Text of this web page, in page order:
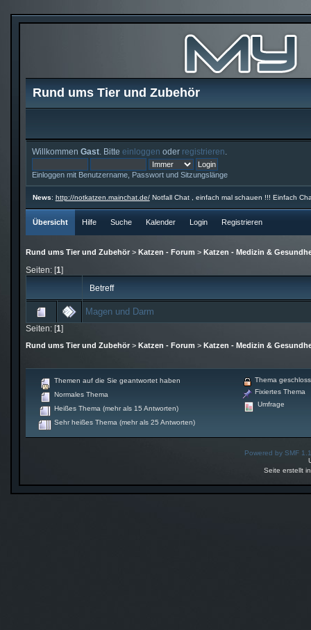
Rund ums Tier und Zubehör
Willkommen Gast. Bitte einloggen oder registrieren
Einloggen mit Benutzername, Passwort und Sitzungslänge
News: http://notkatzen.mainchat.de/Notfall Chat , einfach mal schauen !!! Einfach
Übersicht Hilfe Suche Kalender Login Registrieren
Rund ums Tier und Zubehör> Katzen - Forum > Katzen - Medizin &
Seiten: [1]
Betreff
Magen und Darm
Seiten: [1]
Rund ums Tier und Zubehör> Katzen - Forum > Katzen - Medizin &
Themen auf die Sie geantwortet haben
Normales Thema
Heißes Thema (mehr als 15 Antworten)
Sehr heißes Thema (mehr als 25 Antworten)
Thema
Fixiertes Thema
Umfrage
Powered by SMF
Seite erstellt